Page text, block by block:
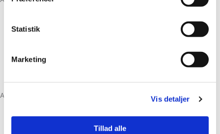
Statistik
Marketing
Vis detaljer
Tillad alle
fjerner urenheder
glattere hud
Alle konjacsvampene:
Indeholder ingenkonserveringsmidler
Er uden farve og andre kunstige tilsætningsstoffer